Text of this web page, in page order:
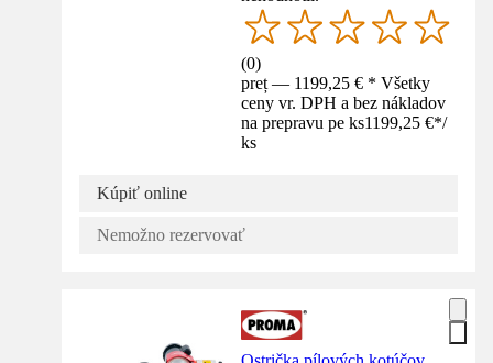
(0)
preț — 1199,25 € * Všetky
ceny vr. DPH a bez nákladov
na prepravu pe ks1199,25 €*/
ks
Kúpiť online
Nemožno rezervovať